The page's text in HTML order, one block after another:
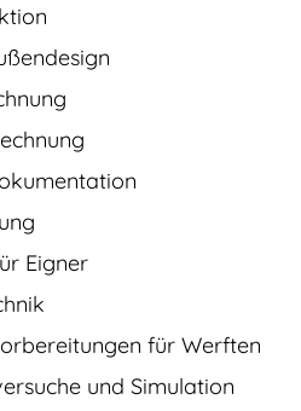
Eigner
für Werften
und Simulation